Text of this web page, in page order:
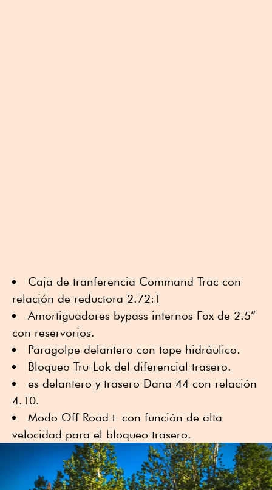
Caja de tranferencia Command Trac con
relación de reductora 2.72:1
Amortiguadores bypass internos Fox de 2.5”
con reservorios.
Paragolpe delantero con tope hidráulico.
Bloqueo Tru-Lok del diferencial trasero.
es delantero y trasero Dana 44 con relación
4.10.
Modo Off Road+ con función de alta
velocidad para el bloqueo trasero.